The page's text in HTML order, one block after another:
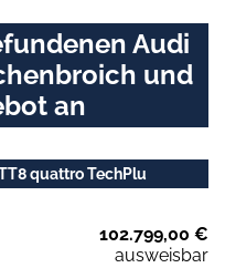
Audi
und
an
quattro TechPlu
102.799,00 €
ausweisbar